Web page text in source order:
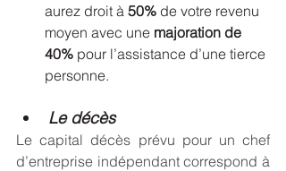
aurez droit à 50% de votre revenu
moyen avec une majoration de
40% pour l’assistance d’une tierce
personne.
Le décès
Le capital décès prévu pour un chef